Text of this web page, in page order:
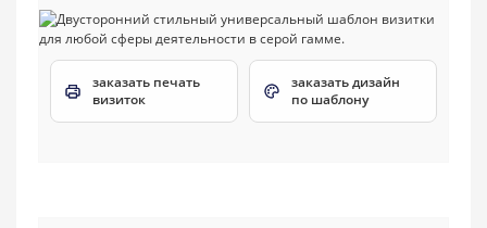
заказать печать
визиток
заказать дизайн
по шаблону